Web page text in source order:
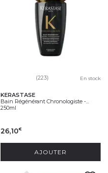
(223) En stock
KERASTASE
Bain Régénérant Chronologiste -...
250ml
26,10€
AJOUTER